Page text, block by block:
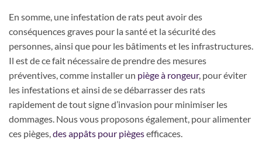
En somme, une infestation de rats peut avoir des
conséquences graves pour la santé et la sécurité des
personnes, ainsi que pour les bâtiments et les infrastructures.
Il est de ce fait nécessaire de prendre des mesures
préventives, comme installer un piège à rongeur, pour éviter
les infestations et ainsi de se débarrasser des rats
rapidement de tout signe d’invasion pour minimiser les
dommages. Nous vous proposons également, pour alimenter
ces pièges, des appâts pour piègesefficaces.